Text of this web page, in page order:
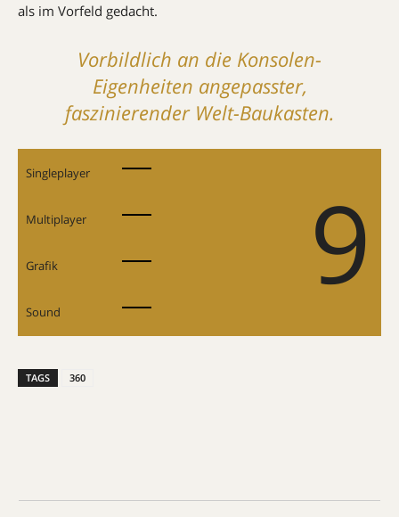
als im Vorfeld gedacht.
Vorbildlich an die Konsolen-
Eigenheiten angepasster,
faszinierender Welt-Baukasten.
Singleplayer 9
Multiplayer
Grafik
Sound
TAGS 360